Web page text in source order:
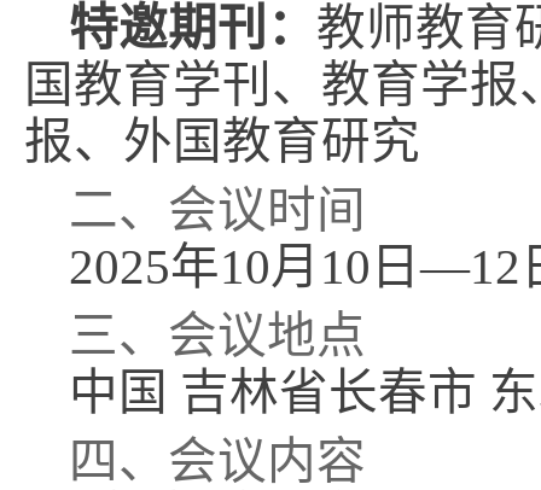
特邀期刊： 教师教育
国教育学刊、 教育学报
报、 外国教育研究
二、会议时间
2025年10月 10 日—12
三、会议地点
中国 吉林省长春市
四、会议内容